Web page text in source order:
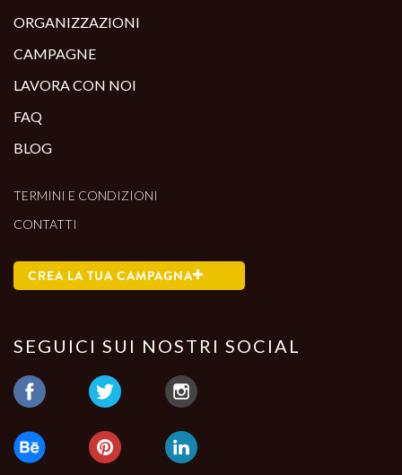
ORGANIZZAZIONI
CAMPAGNE
LAVORA CON NOI
FAQ
BLOG
TERMINI E CONDIZIONI
CONTATTI
CREA LA TUA CAMPAGNA
SEGUICI SUI NOSTRI SOCIAL